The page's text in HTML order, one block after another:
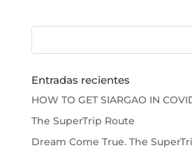
Entradas recientes
HOW TO GET SIARGAO IN
The SuperTrip Route
Dream Come True. The